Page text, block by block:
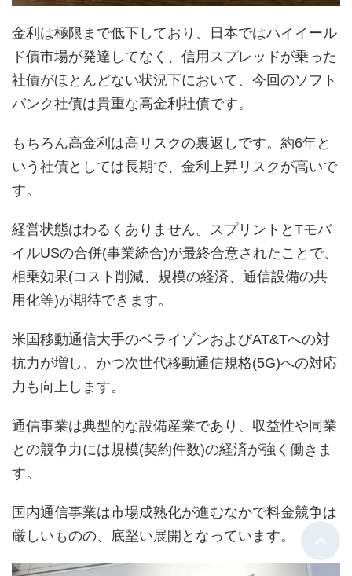
金利は極限まで低下しており、日本ではハイイール
ド債市場が発達してなく、信用スプレッドが乗った
社債がほとんどない状況下において、今回のソフト
バンク社債は貴重な高金利社債です。
もちろん高金利は高リスクの裏返しです。約6年と
いう社債としては長期で、金利上昇リスクが高いで
す。
経営状態はわるくありません。スプリントとTモバ
イルUSの合併(事業統合)が最終合意されたことで、
相乗効果(コスト削減、規模の経済、通信設備の共
用化等)が期待できます。
米国移動通信大手のベライゾンおよびAT&Tへの対
抗力が増し、かつ次世代移動通信規格(5G)への対応
力も向上します。
通信事業は典型的な設備産業であり、収益性や同業
との競争力には規模(契約件数)の経済が強く働きま
す。
国内通信事業は市場成熟化が進むなかで料金競争は
厳しいものの、底堅い展開となっています。